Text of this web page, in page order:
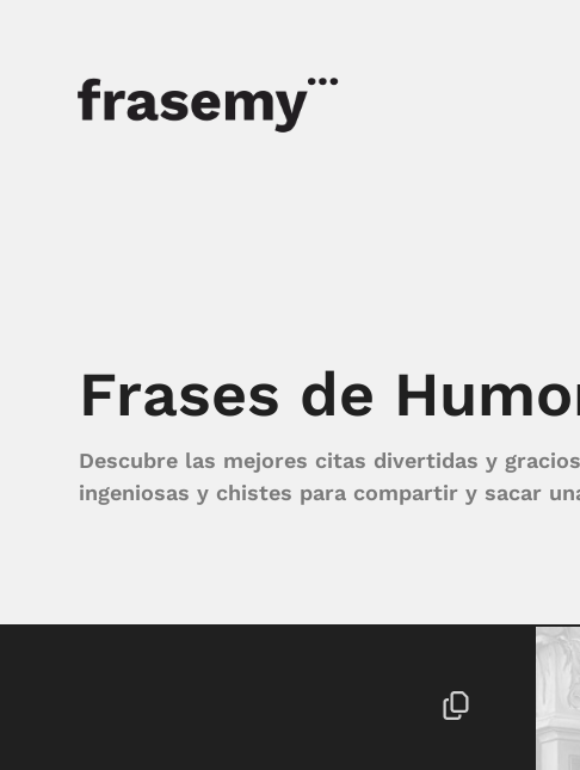
Frases de
Descubre las mejores citas divertidas y
ingeniosas y chistes para compartir y sacar